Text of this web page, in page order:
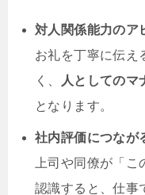
対人関係能力のア
お礼を丁寧に伝え
く、
人としてのマ
となります。
社内評価につなが
上司や同僚が「
認識すると、仕事